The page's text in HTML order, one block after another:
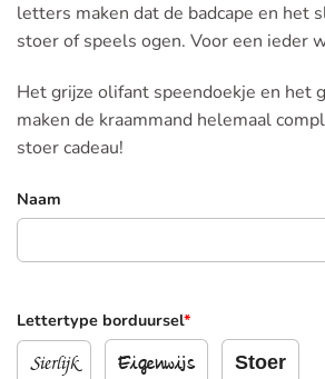
letters maken dat de badcape en het
stoer of speels ogen. Voor een ieder
Het grijze olifant speendoekje en het
maken de kraammand helemaal
stoer cadeau!
Naam
Lettertype borduursel*
Sierlijk Eigenwijs Stoer